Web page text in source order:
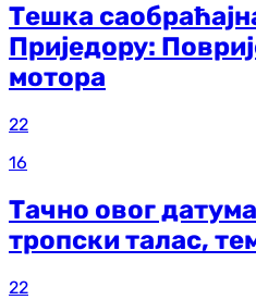
Тешка
Приједору:
мотора
22
16
Тачно овог
тропски талас,
22